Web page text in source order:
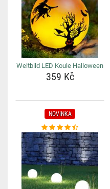
Weltbild LED Koule Halloween
359 Kč
NOVINKA